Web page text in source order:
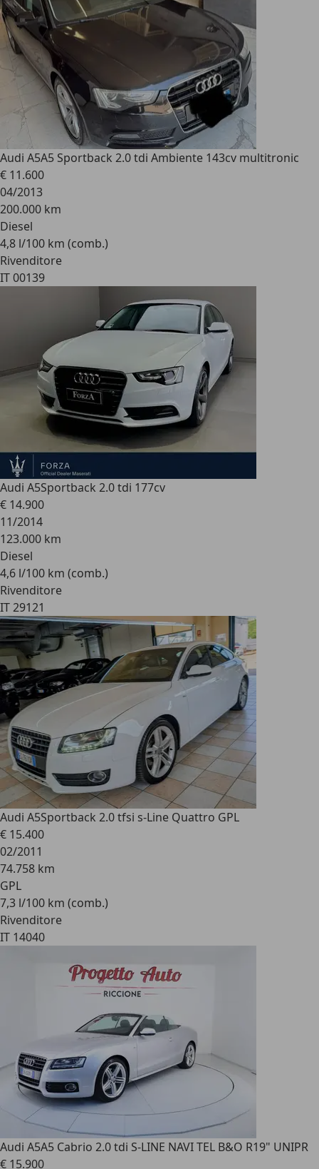
Audi A5A5 Sportback 2.0 tdi Ambiente 143cv multitronic
€ 11.600
04/2013
200.000 km
Diesel
4,8 l/100 km (comb.)
Rivenditore
IT 00139
Audi A5Sportback 2.0 tdi 177cv
€ 14.900
11/2014
123.000 km
Diesel
4,6 l/100 km (comb.)
Rivenditore
IT 29121
Audi A5Sportback 2.0 tfsi s-Line Quattro GPL
€ 15.400
02/2011
74.758 km
GPL
7,3 l/100 km (comb.)
Rivenditore
IT 14040
Audi A5A5 Cabrio 2.0 tdi S-LINE NAVI TEL B&O R19" UNIPR
€ 15.900